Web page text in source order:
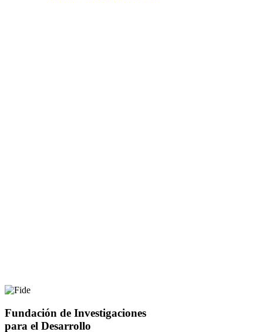
Fundación de Investigaciones
para el Desarrollo